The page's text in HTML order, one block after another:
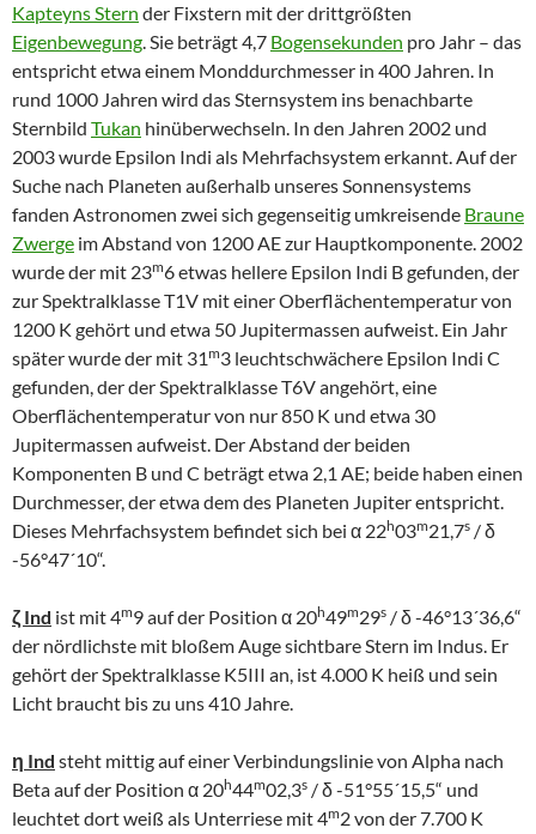
Kapteyns Stern der Fixstern mit der drittgrößten
Eigenbewegung. Sie beträgt 4,7 Bogensekunden pro Jahr – das
entspricht etwa einem Monddurchmesser in 400 Jahren. In
rund 1000 Jahren wird das Sternsystem ins benachbarte
Sternbild Tukan hinüberwechseln. In den Jahren 2002 und
2003 wurde Epsilon Indi als Mehrfachsystem erkannt. Auf der
Suche nach Planeten außerhalb unseres Sonnensystems
fanden Astronomen zwei sich gegenseitig umkreisende Braune
Zwerge im Abstand von 1200 AE zur Hauptkomponente. 2002
wurde der mit 23m6 etwas hellere Epsilon Indi B gefunden, der
zur Spektralklasse T1V mit einer Oberflächentemperatur von
1200 K gehört und etwa 50 Jupitermassen aufweist. Ein Jahr
später wurde der mit 31m3 leuchtschwächere Epsilon Indi C
gefunden, der der Spektralklasse T6V angehört, eine
Oberflächentemperatur von nur 850 K und etwa 30
Jupitermassen aufweist. Der Abstand der beiden
Komponenten B und C beträgt etwa 2,1 AE; beide haben einen
Durchmesser, der etwa dem des Planeten Jupiter entspricht.
Dieses Mehrfachsystem befindet sich bei α 22h03m21,7s / δ
-56°47´10“.
ζ Ind ist mit 4m9 auf der Position α 20h49m29s / δ -46°13´36,6“
der nördlichste mit bloßem Auge sichtbare Stern im Indus. Er
gehört der Spektralklasse K5III an, ist 4.000 K heiß und sein
Licht braucht bis zu uns 410 Jahre.
η Ind steht mittig auf einer Verbindungslinie von Alpha nach
Beta auf der Position α 20h44m02,3s / δ -51°55´15,5“ und
leuchtet dort weiß als Unterriese mit 4m2 von der 7.700 K